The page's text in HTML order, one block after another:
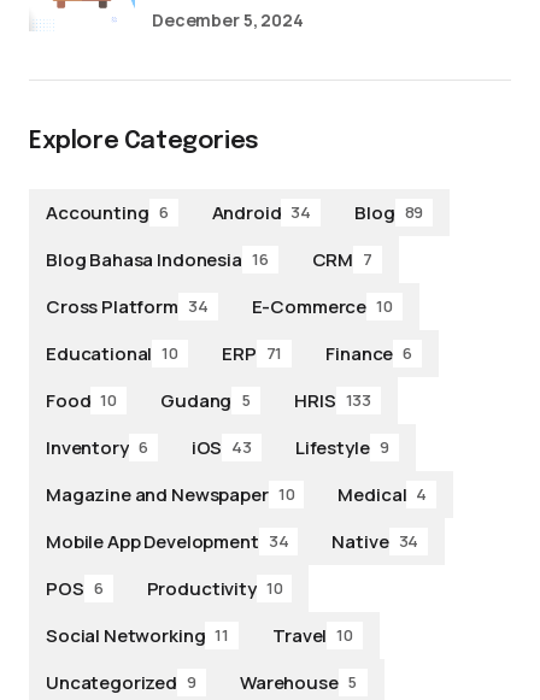
December 5, 2024
Explore Categories
Accounting 6 Android 34 Blog 89
Blog Bahasa Indonesia 16 CRM 7
Cross Platform 34 E-Commerce 10
Educational 10 ERP 71 Finance 6
Food 10 Gudang 5 HRIS 133
Inventory 6 iOS 43 Lifestyle 9
Magazine and Newspaper 10 Medical 4
Mobile App Development 34 Native 34
POS 6 Productivity 10
Social Networking 11 Travel 10
Uncategorized 9 Warehouse 5